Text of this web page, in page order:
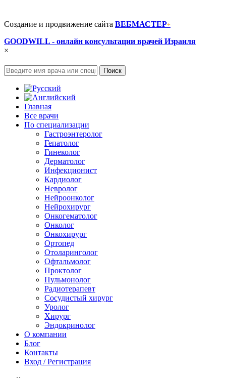
Создание и продвижение сайта ВЕБМАСТЕР+
GOODWILL - онлайн консультации врачей Израиля
×
Поиск
Главная
Все врачи
По специализации
Гастроэнтеролог
Гепатолог
Гинеколог
Дерматолог
Инфекционист
Кардиолог
Невролог
Нейроонколог
Нейрохирург
Онкогематолог
Онколог
Онкохирург
Ортопед
Отоларинголог
Офтальмолог
Проктолог
Пульмонолог
Радиотерапевт
Сосудистый хирург
Уролог
Хирург
Эндокринолог
О компании
Блог
Контакты
Вход / Регистрация